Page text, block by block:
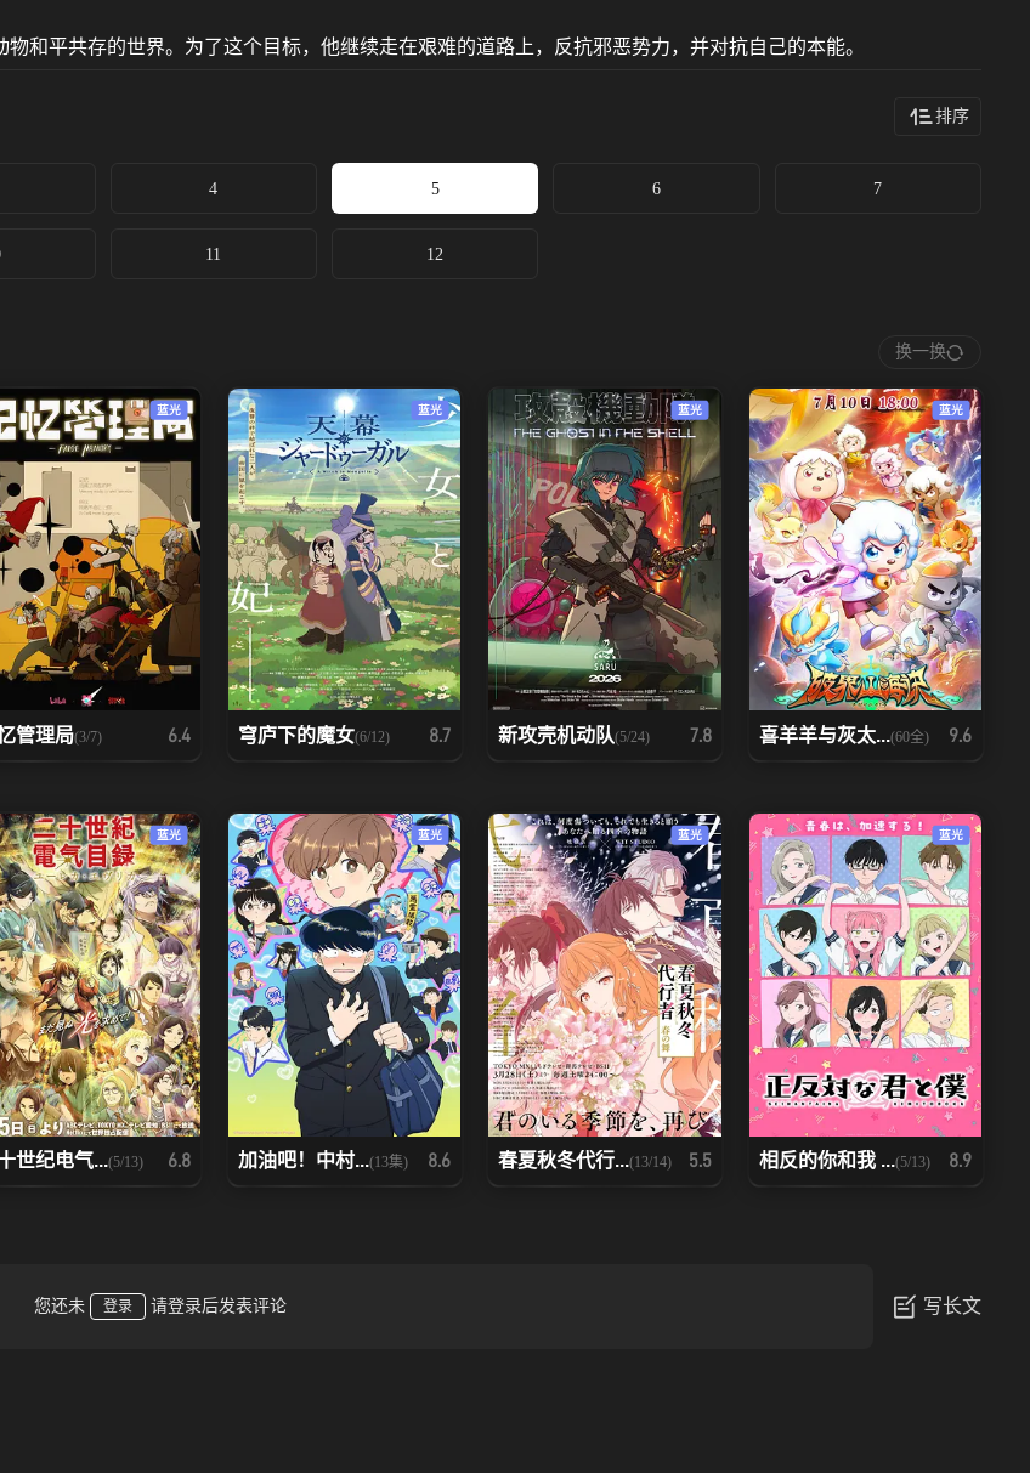
和平共存的世界。为了这个目标，他继续走在艰难的道路上，反抗邪恶势力，并对抗自己的本能。
排序
4 5 6 7
11 12
换一换
蓝光
管理局(3/7) 6.4
蓝光
穹庐下的魔女(6/12) 8.7
蓝光
新攻壳机动队(5/24) 7.8
蓝光
喜羊羊与灰太...(60全) 9.6
蓝光
世纪电气...(5/13) 6.8
蓝光
加油吧！中村...(13集) 8.6
蓝光
春夏秋冬代行...(13/14) 5.5
蓝光
相反的你和我 ...(5/13) 8.9
您还未 登录 请登录后发表评论 写长文